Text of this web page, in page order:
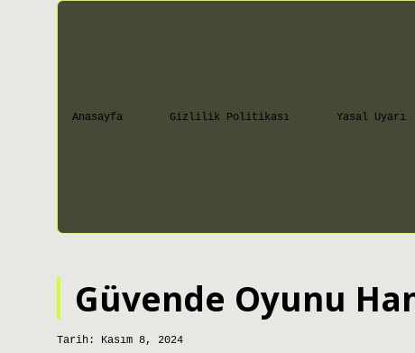
Anasayfa Gizlilik Politikası Yasal Uyarı
Güvende Oyunu
Tarih: Kasım 8, 2024